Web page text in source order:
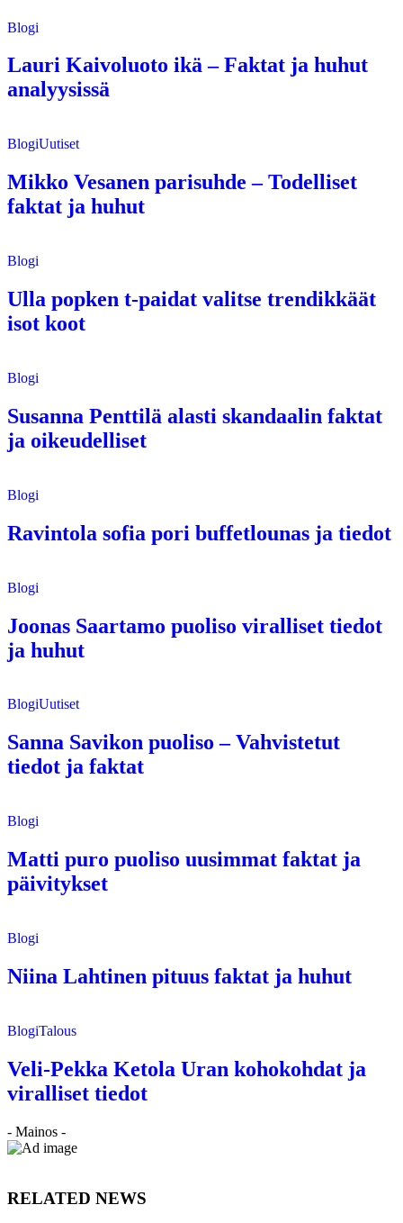
Blogi
Lauri Kaivoluoto ikä – Faktat ja huhut
analyysissä
BlogiUutiset
Mikko Vesanen parisuhde – Todelliset
faktat ja huhut
Blogi
Ulla popken t-paidat valitse trendikkäät
isot koot
Blogi
Susanna Penttilä alasti skandaalin faktat
ja oikeudelliset
Blogi
Ravintola sofia pori buffetlounas ja tiedot
Blogi
Joonas Saartamo puoliso viralliset tiedot
ja huhut
BlogiUutiset
Sanna Savikon puoliso – Vahvistetut
tiedot ja faktat
Blogi
Matti puro puoliso uusimmat faktat ja
päivitykset
Blogi
Niina Lahtinen pituus faktat ja huhut
BlogiTalous
Veli-Pekka Ketola Uran kohokohdat ja
viralliset tiedot
- Mainos -
RELATED NEWS